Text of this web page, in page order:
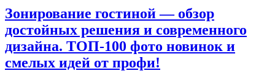
Зонирование гостиной — обзор
достойных решения и современного
дизайна. ТОП-100 фото новинок и
смелых идей от профи!